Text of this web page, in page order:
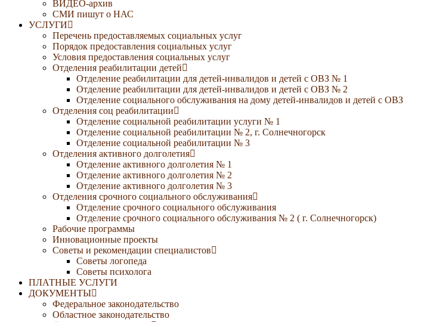
ВИДЕО-архив
СМИ пишут о НАС
УСЛУГИ
Перечень предоставляемых социальных услуг
Порядок предоставления социальных услуг
Условия предоставления социальных услуг
Отделения реабилитации детей
Отделение реабилитации для детей-инвалидов и детей с ОВЗ № 1
Отделение реабилитации для детей-инвалидов и детей с ОВЗ № 2
Отделение социального обслуживания на дому детей-инвалидов и детей с ОВЗ
Отделения соц реабилитации
Отделение социальной реабилитации услуги № 1
Отделение социальной реабилитации № 2, г. Солнечногорск
Отделение социальной реабилитации № 3
Отделения активного долголетия
Отделение активного долголетия № 1
Отделение активного долголетия № 2
Отделение активного долголетия № 3
Отделения срочного социального обслуживания
Отделение срочного социального обслуживания
Отделение срочного социального обслуживания № 2 ( г. Солнечногорск)
Рабочие программы
Инновационные проекты
Советы и рекомендации специалистов
Советы логопеда
Советы психолога
ПЛАТНЫЕ УСЛУГИ
ДОКУМЕНТЫ
Федеральное законодательство
Областное законодательство